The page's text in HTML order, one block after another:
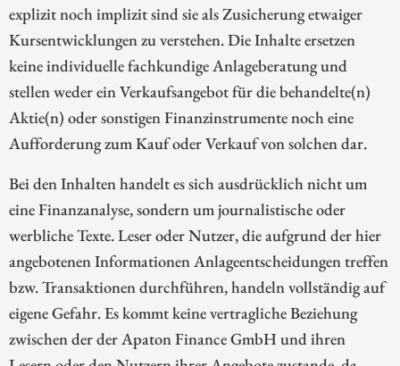
explizit noch implizit sind sie als Zusicherung etwaiger
Kursentwicklungen zu verstehen. Die Inhalte ersetzen
keine individuelle fachkundige Anlageberatung und
stellen weder ein Verkaufsangebot für die behandelte(n)
Aktie(n) oder sonstigen Finanzinstrumente noch eine
Aufforderung zum Kauf oder Verkauf von solchen dar.
Bei den Inhalten handelt es sich ausdrücklich nicht um
eine Finanzanalyse, sondern um journalistische oder
werbliche Texte. Leser oder Nutzer, die aufgrund der hier
angebotenen Informationen Anlageentscheidungen treffen
bzw. Transaktionen durchführen, handeln vollständig auf
eigene Gefahr. Es kommt keine vertragliche Beziehung
zwischen der der Apaton Finance GmbH und ihren